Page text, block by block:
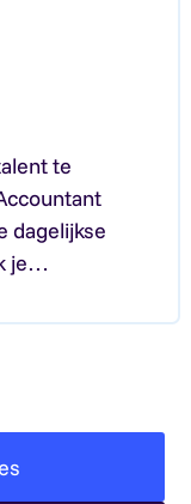
te
dagelijkse
je…